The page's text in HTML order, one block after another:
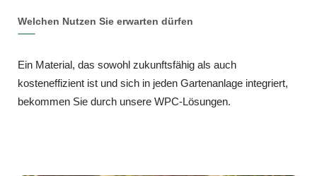
Welchen Nutzen Sie erwarten dürfen
Ein Material, das sowohl zukunftsfähig als auch
kosteneffizient ist und sich in jeden Gartenanlage integriert,
bekommen Sie durch unsere WPC‑Lösungen.